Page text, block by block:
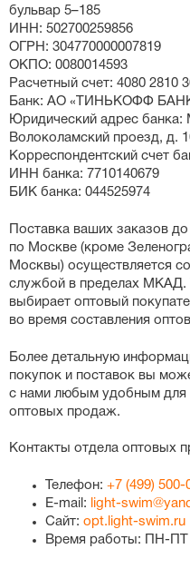
бульвар 5–185
ИНН: 502700259856
ОГРН: 304770000007819
ОКПО: 0080014593
Расчетный счет: 4080 2810
Банк: АО «ТИНЬКОФФ
Юридический адрес банка:
Волоколамский проезд, д.
Корреспондентский счет
ИНН банка: 7710140679
БИК банка: 044525974
Поставка ваших заказов
по Москве (кроме
Москвы) осуществляется
службой в пределах МКАД.
выбирает оптовый
во время составления
Более детальную
покупок и поставок вы
с нами любым удобным для
оптовых продаж.
Контакты отдела оптовых
Телефон: +7 (499) 500-
E-mail:
light-
Сайт: opt.light-swim.ru
Время работы: ПН-ПТ